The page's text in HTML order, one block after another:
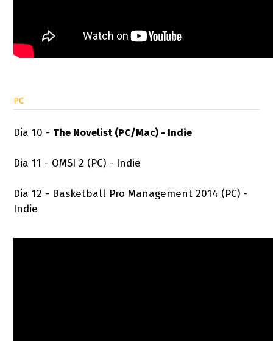
PC
Dia 10 - The Novelist (PC/Mac) - Indie
Dia 11 - OMSI 2 (PC) - Indie
Dia 12 - Basketball Pro Management 2014 (PC) -
Indie